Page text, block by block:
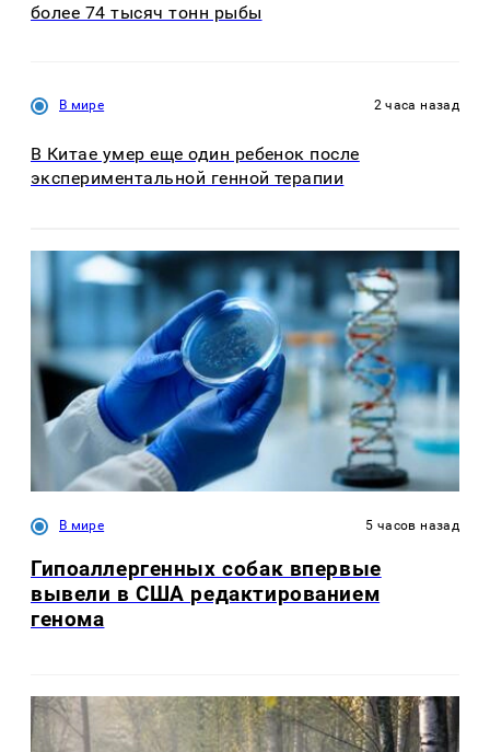
более 74 тысяч тонн рыбы
В мире 2 часа назад
В Китае умер еще один ребенок после
экспериментальной генной терапии
В мире 5 часов назад
Гипоаллергенных собак впервые
вывели в США редактированием
генома